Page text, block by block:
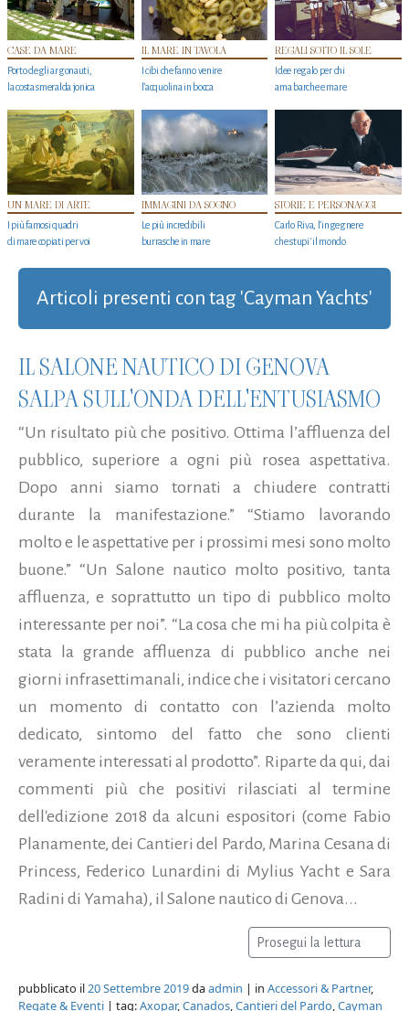
CASE DA MARE
Porto degli argonauti,
la costa smeralda jonica
IL MARE IN TAVOLA
I cibi che fanno venire
l’acquolina in bocca
REGALI SOTTO IL SOLE
Idee regalo per chi
ama barche e mare
UN MARE DI ARTE
I più famosi quadri
di mare copiati per voi
IMMAGINI DA SOGNO
Le più incredibili
burrasche in mare
STORIE E PERSONAGGI
Carlo Riva, l’ingegnere
che stupi' il mondo
Articoli presenti con tag 'Cayman Yachts'
IL SALONE NAUTICO DI GENOVA
SALPA SULL'ONDA DELL'ENTUSIASMO
“Un risultato più che positivo. Ottima l’affluenza del
pubblico, superiore a ogni più rosea aspettativa.
Dopo anni siamo tornati a chiudere contratti
durante la manifestazione.” “Stiamo lavorando
molto e le aspettative per i prossimi mesi sono molto
buone.” “Un Salone nautico molto positivo, tanta
affluenza, e soprattutto un tipo di pubblico molto
interessante per noi”. “La cosa che mi ha più colpita è
stata la grande affluenza di pubblico anche nei
giorni infrasettimanali, indice che i visitatori cercano
un momento di contatto con l’azienda molto
dedicato, sintomo del fatto che sono clienti
veramente interessati al prodotto”. Riparte da qui, dai
commenti più che positivi rilasciati al termine
dell'edizione 2018 da alcuni espositori (come Fabio
Planamente, dei Cantieri del Pardo, Marina Cesana di
Princess, Federico Lunardini di Mylius Yacht e Sara
Radini di Yamaha), il Salone nautico di Genova...
Prosegui la lettura
pubblicato il20 Settembre 2019daadmin | in Accessori & Partner,
Regate & Eventi | tag:Axopar,Canados,Cantieri del Pardo,Cayman